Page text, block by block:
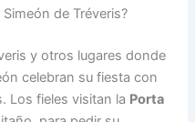
de Tréveris?
y otros lugares donde
celebran su fiesta con
Los fieles visitan la Porta